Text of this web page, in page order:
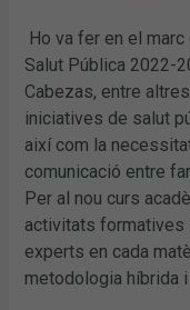
Ho va fer en el
Salut Pública 2022-
Cabezas, entre
iniciatives de salut
així com la
comunicació entre
Per al nou curs
activitats
experts en cada
metodologia híbrida